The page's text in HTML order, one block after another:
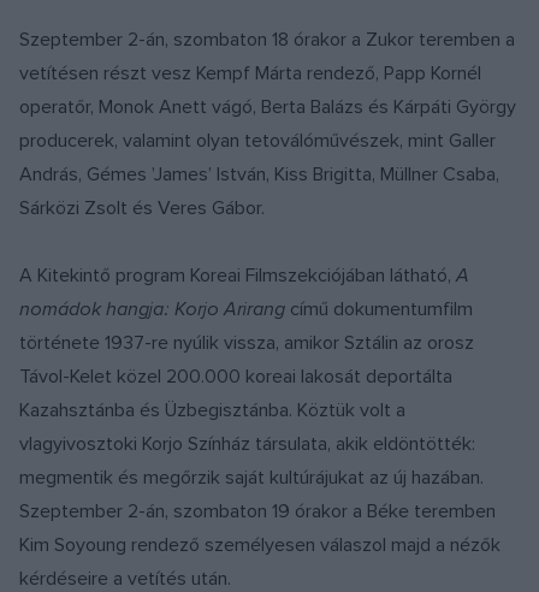
Szeptember 2-án, szombaton 18 órakor a Zukor teremben a
vetítésen részt vesz Kempf Márta rendező, Papp Kornél
operatőr, Monok Anett vágó, Berta Balázs és Kárpáti György
producerek, valamint olyan tetoválóművészek, mint Galler
András, Gémes ’James’ István, Kiss Brigitta, Müllner Csaba,
Sárközi Zsolt és Veres Gábor.
A Kitekintő program Koreai Filmszekciójában látható,A
nomádok hangja: Korjo Arirang című dokumentumfilm
története 1937-re nyúlik vissza, amikor Sztálin az orosz
Távol-Kelet közel 200.000 koreai lakosát deportálta
Kazahsztánba és Üzbegisztánba. Köztük volt a
vlagyivosztoki Korjo Színház társulata, akik eldöntötték:
megmentik és megőrzik saját kultúrájukat az új hazában.
Szeptember 2-án, szombaton 19 órakor a Béke teremben
Kim Soyoung rendező személyesen válaszol majd a nézők
kérdéseire a vetítés után.